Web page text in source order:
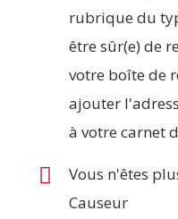
rubrique du
être sûr(e) de
votre boîte de
ajouter
à votre carnet
Vous n'êtes
Causeur